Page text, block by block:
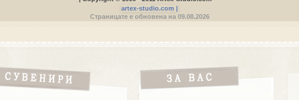
artex-studio.com |
Страницате е обновена на 09.08.2026